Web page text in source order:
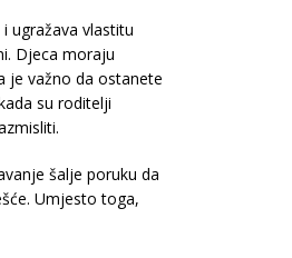
ugražava vlastitu
Djeca moraju
je važno da ostanete
su roditelji
šalje poruku da
Umjesto toga,